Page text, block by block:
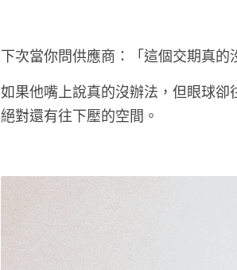
下次當你問供應商：「這個交期真的
如果他嘴上說真的沒辦法，但眼球
絕對還有往下壓的空間。